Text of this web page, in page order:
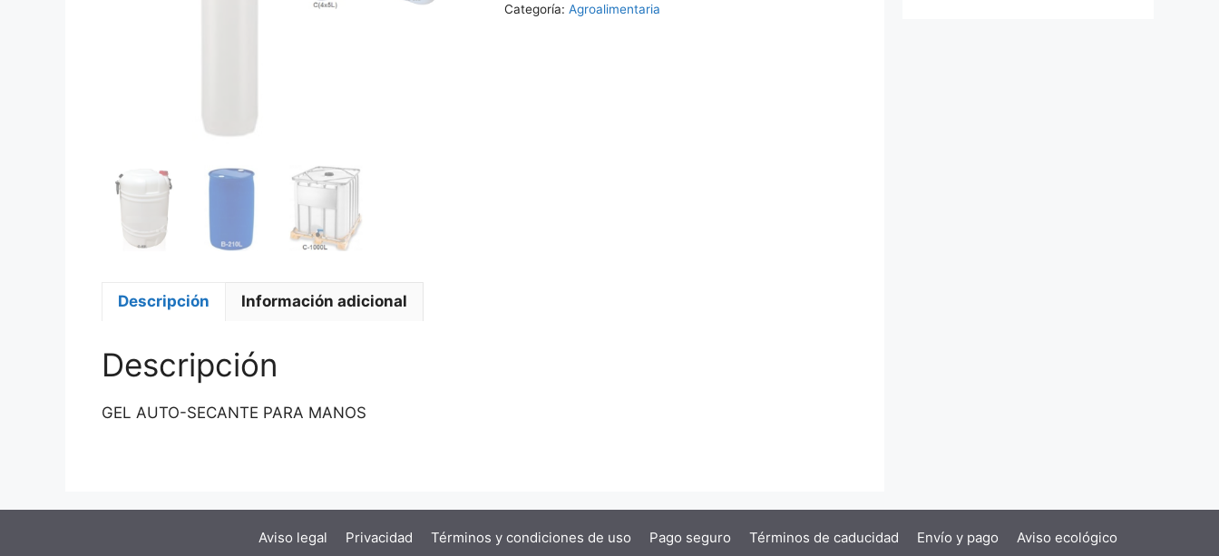
Categoría:Agroalimentaria
Descripción Información adicional
Descripción
GEL AUTO-SECANTE PARA MANOS
Aviso legal Privacidad Términos y condiciones de uso Pago seguro Términos de caducidad Envío y pago Aviso ecológico